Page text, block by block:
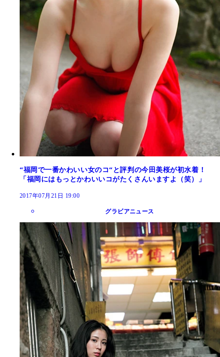
“福岡で一番かわいい女のコ“と評判の今田美桜が初水着！
「福岡にはもっとかわいいコがたくさんいますよ（笑）」
2017年07月21日 19:00
グラビアニュース